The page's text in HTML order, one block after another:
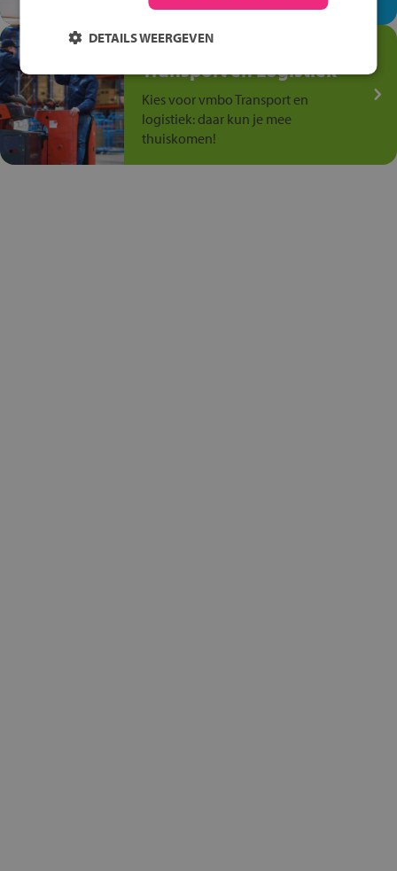
Jouw talent in de
Transport en Logistiek
Kies voor vmbo Transport en
logistiek: daar kun je mee
thuiskomen!
DETAILS WEERGEVEN